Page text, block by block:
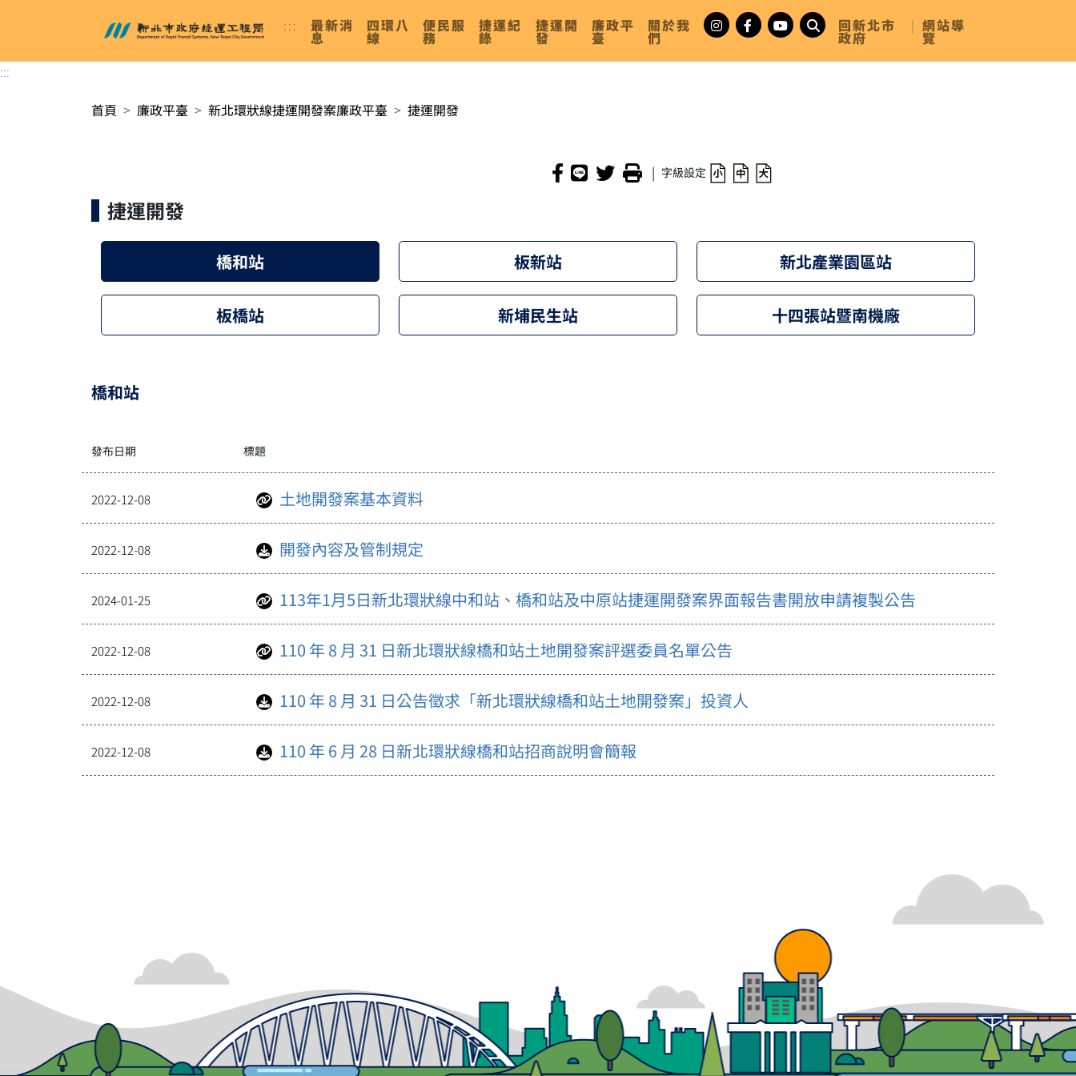
新北市政府捷運工程局
::: 最新消
息
四環八
線
便民服
務
捷運紀
錄
捷運開
發
廉政平
臺
關於我
們
回新北市
政府
| 網站導
覽
:::
首頁
廉政平臺 新北環狀線捷運開發案廉政平臺 捷運開發
| 字級設定
捷運開發
橋和站 板新站 新北產業園區站
板橋站 新埔民生站 十四張站暨南機廠
橋和站
發布日期 標題
2022-12-08 土地開發案基本資料
2022-12-08 開發內容及管制規定
2024-01-25 113年1月5日新北環狀線中和站、橋和站及中原站捷運開發案界面報告書開放申請複製公告
2022-12-08 110 年 8 月 31 日新北環狀線橋和站土地開發案評選委員名單公告
2022-12-08 110 年 8 月 31 日公告徵求「新北環狀線橋和站土地開發案」投資人
2022-12-08 110 年 6 月 28 日新北環狀線橋和站招商說明會簡報